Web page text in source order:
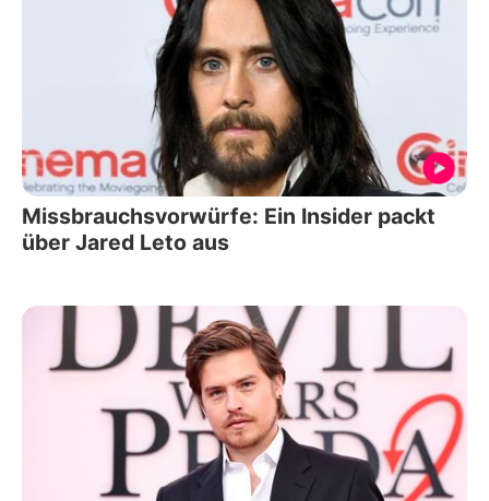
Missbrauchsvorwürfe: Ein Insider packt
über Jared Leto aus